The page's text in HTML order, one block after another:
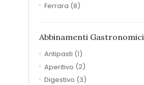
Ferrara (8)
Abbinamenti Gastronomici
Antipasti (1)
Aperitivo (2)
Digestivo (3)